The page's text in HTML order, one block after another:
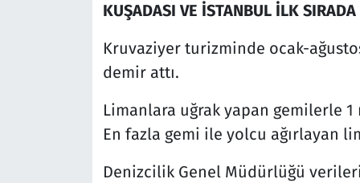
KUŞADASI VE İSTANBUL İLK SIRADA
Kruvaziyer turizminde ocak-
demir attı.
Limanlara uğrak yapan gemilerle 1
En fazla gemi ile yolcu ağırlayan
Denizcilik Genel Müdürlüğü